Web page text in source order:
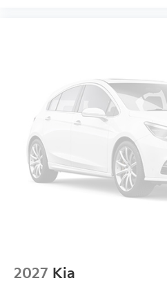
2027 Kia